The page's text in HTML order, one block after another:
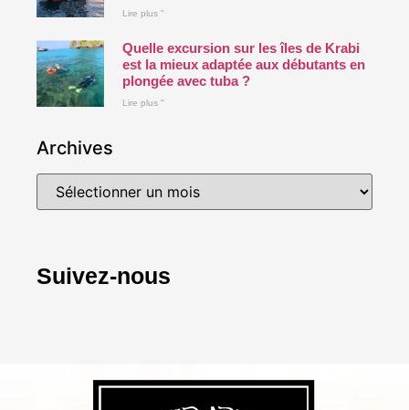
Lire plus "
Quelle excursion sur les îles de Krabi
est la mieux adaptée aux débutants en
plongée avec tuba ?
Lire plus "
Archives
Suivez-nous